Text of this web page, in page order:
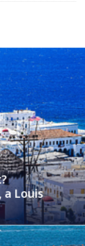
а Louis